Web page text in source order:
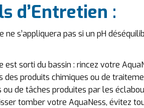
d’Entretien :
ne s’appliquera pas si un pH
est sorti du bassin : rincez votre
des produits chimiques ou de
de tâches produites par les
tomber votre AquaNess, évitez